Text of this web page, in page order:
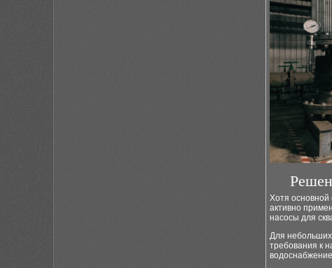
Хотя
активно
насосы для
Для небольших
требования к